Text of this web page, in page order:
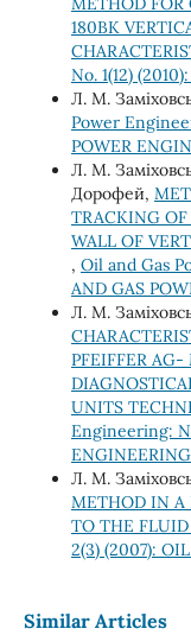
180BK
No. 1(12)
Л. М.
Power
POWER
Л. М.
Дорофей,
TRACKING OF
WALL OF
, Oil and Gas
AND GAS
Л. М.
PFEIFFER AG-
UNITS
Engineering:
ENGINEERING
Л. М.
METHOD IN A
TO THE FLUID
2(3) (2007):
Similar Articles